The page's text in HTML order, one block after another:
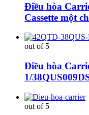
Điều hòa
Cassette một
out of 5
Điều hòa
1/
out of 5